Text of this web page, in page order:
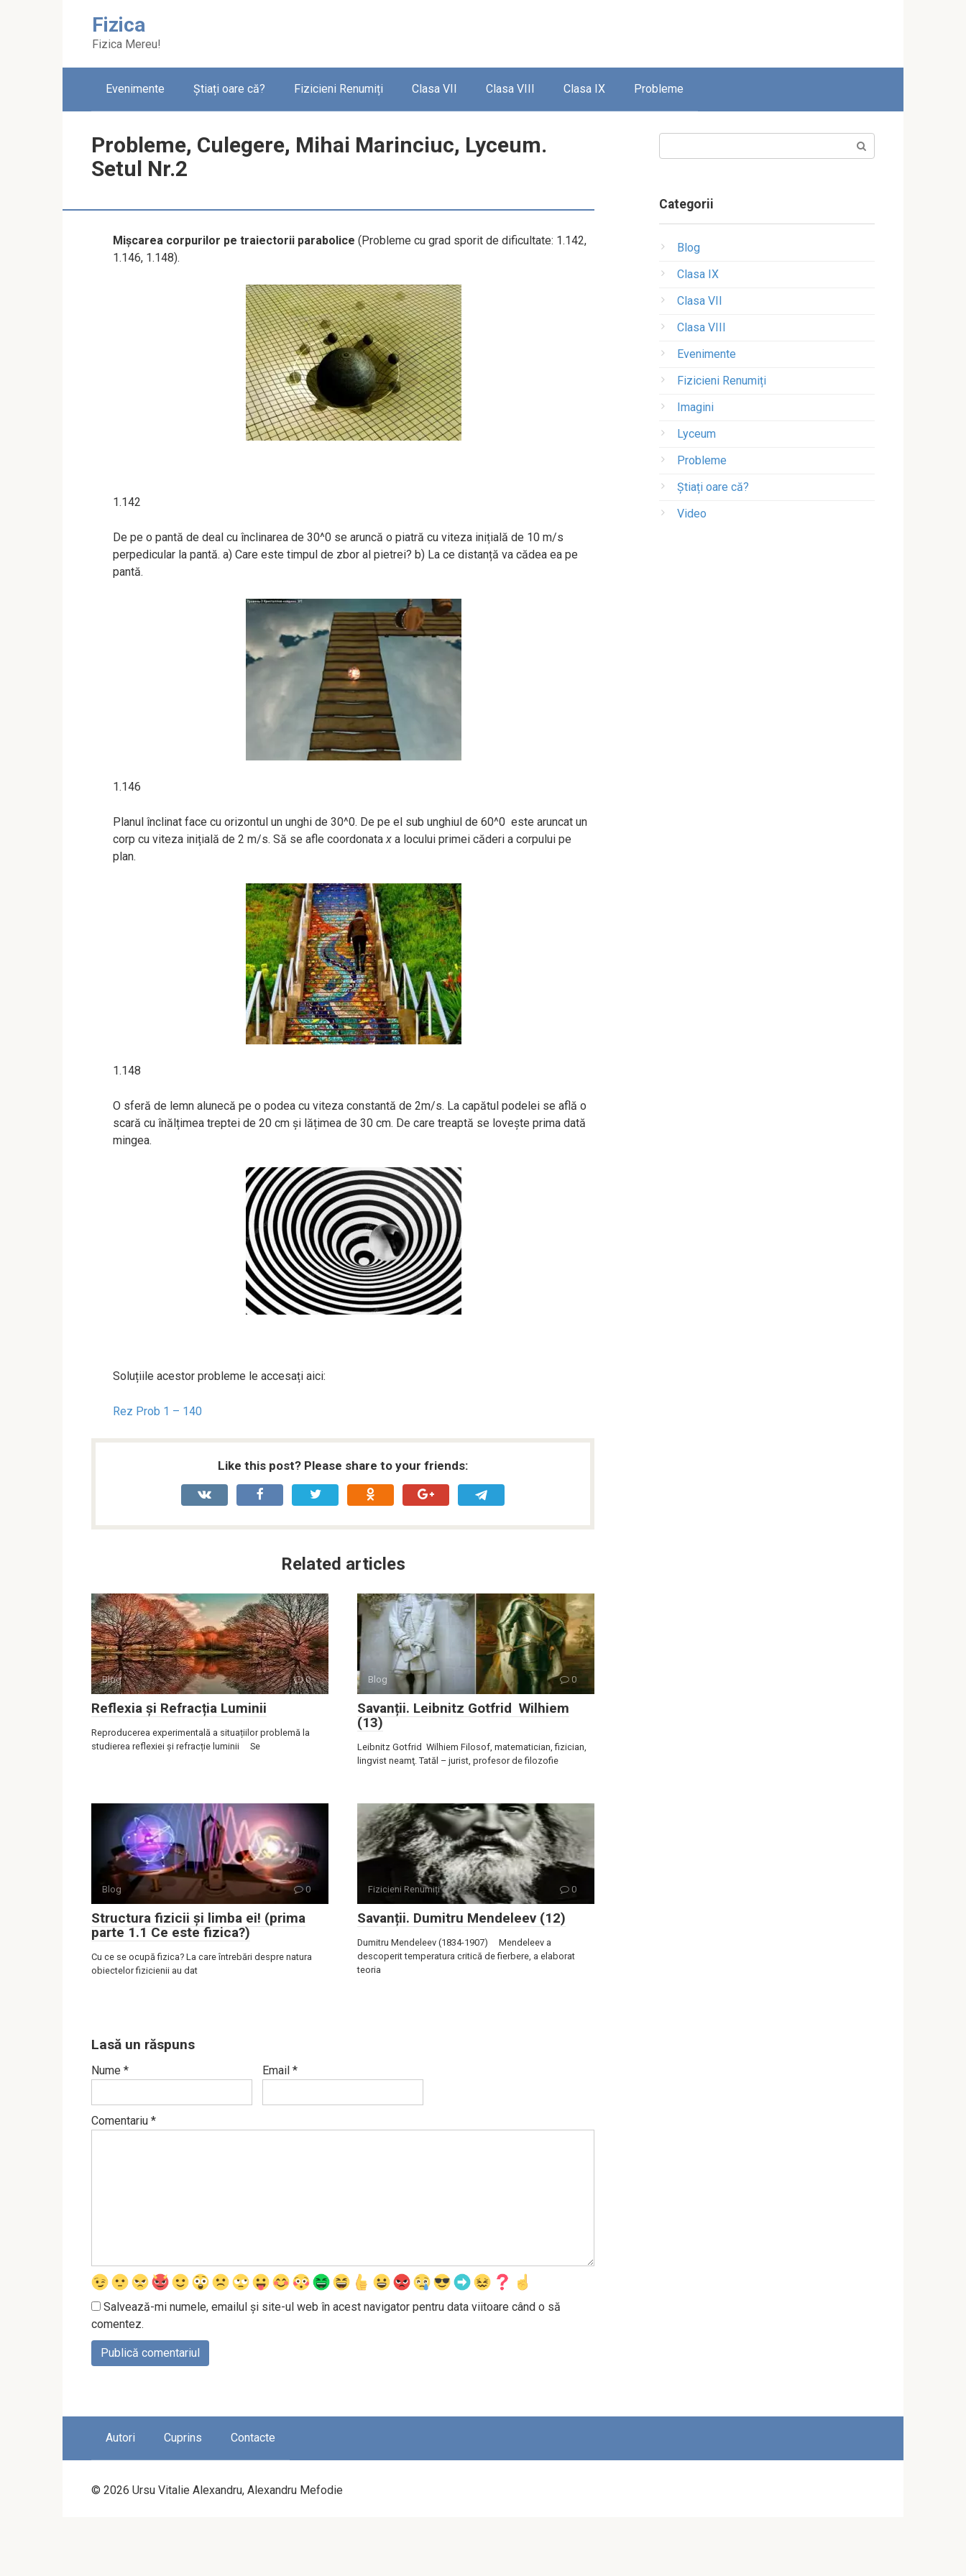
Fizica
Fizica Mereu!
Evenimente Știați oare că? Fizicieni Renumiți Clasa VII Clasa VIII Clasa IX Probleme
Probleme, Culegere, Mihai Marinciuc, Lyceum.
Setul Nr.2
Mișcarea corpurilor pe traiectorii parabolice (Probleme cu grad sporit de dificultate: 1.142,
1.146, 1.148).
1.142
De pe o pantă de deal cu înclinarea de 30^0 se aruncă o piatră cu viteza inițială de 10 m/s
perpedicular la pantă. a) Care este timpul de zbor al pietrei? b) La ce distanță va cădea ea pe
pantă.
1.146
Planul înclinat face cu orizontul un unghi de 30^0. De pe el sub unghiul de 60^0 este aruncat un
corp cu viteza inițială de 2 m/s. Să se afle coordonatax a locului primei căderi a corpului pe
plan.
1.148
O sferă de lemn alunecă pe o podea cu viteza constantă de 2m/s. La capătul podelei se află o
scară cu înălțimea treptei de 20 cm şi lățimea de 30 cm. De care treaptă se loveşte prima dată
mingea.
Soluțiile acestor probleme le accesați aici:
Rez Prob 1 – 140
Like this post? Please share to your friends:
Related articles
Blog 0
Reflexia și Refracția Luminii
Reproducerea experimentală a situațiilor problemă la
studierea reflexiei și refracție luminii Se
Blog 0
Savanții. Leibnitz Gotfrid Wilhiem
(13)
Leibnitz Gotfrid Wilhiem Filosof, matematician, fizician,
lingvist neamţ. Tatăl – jurist, profesor de filozofie
Blog 0
Structura fizicii și limba ei! (prima
parte 1.1 Ce este fizica?)
Cu ce se ocupă fizica? La care întrebări despre natura
obiectelor fizicienii au dat
Fizicieni Renumiți 0
Savanții. Dumitru Mendeleev (12)
Dumitru Mendeleev (1834-1907) Mendeleev a
descoperit temperatura critică de fierbere, a elaborat
teoria
Lasă un răspuns
Nume * Email *
Comentariu *
Salvează-mi numele, emailul și site-ul web în acest navigator pentru data viitoare când o să
comentez.
Categorii
Blog
Clasa IX
Clasa VII
Clasa VIII
Evenimente
Fizicieni Renumiți
Imagini
Lyceum
Probleme
Știați oare că?
Video
Autori Cuprins Contacte
© 2026 Ursu Vitalie Alexandru, Alexandru Mefodie